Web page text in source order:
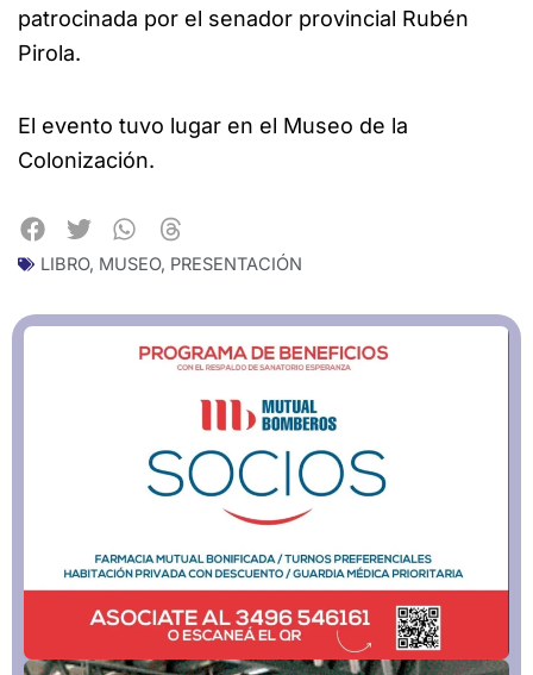
patrocinada por el senador provincial Rubén
Pirola.
El evento tuvo lugar en el Museo de la
Colonización.
LIBRO, MUSEO, PRESENTACIÓN